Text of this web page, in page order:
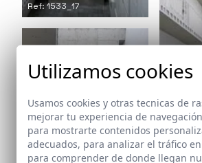
Ref: 1533_17
Utilizamos cookies
Usamos cookies y otras tecnicas de
mejorar tu experiencia de
para mostrarte contenidos
adecuados, para analizar el tráfico
para comprender de donde llegan